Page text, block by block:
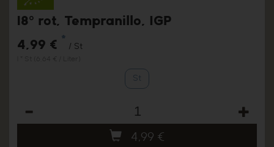
18° rot, Tempranillo, IGP
4,99 € *
/ St
St
4,99 €